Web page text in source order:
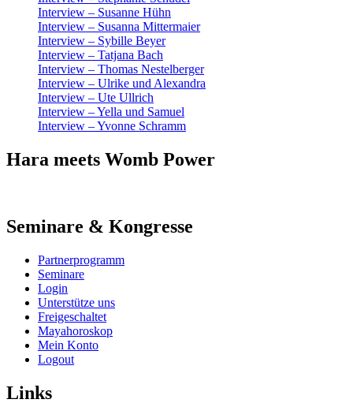
Interview – Susanne Hühn
Interview – Susanna Mittermaier
Interview – Sybille Beyer
Interview – Tatjana Bach
Interview – Thomas Nestelberger
Interview – Ulrike und Alexandra
Interview – Ute Ullrich
Interview – Yella und Samuel
Interview – Yvonne Schramm
Hara meets Womb Power
Seminare & Kongresse
Partnerprogramm
Seminare
Login
Unterstütze uns
Freigeschaltet
Mayahoroskop
Mein Konto
Logout
Links